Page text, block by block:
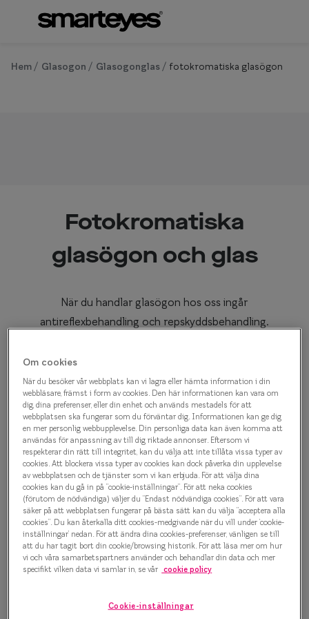
Hoppa till
innehållet
Om synundersökning
Olika
Efva
Oscar
Hem Glasogon Glasogonglas fotokromatiska glasögon
Fotokromatiska
glasögon och glas
När du handlar glasögon hos oss ingår
antireflexbehandling och repskyddsbehandling.
anpassa dina glasögon efter dina behov.
Fotokromatiska glas är ett smart alternativ till att
använda solglasögon. Fotokromatiska glasögon
mörknar automatiskt i solljus, för att sen återgå till
att vara färglösa när du kommer in igen.
Fotokromatiska glas reagerar på UV-ljus och mörknar
ju starkare ljuset är.
Upplev Transitions hos
Smarteyes
De färgskiftande Transitions®™-glasen förblir helt
klara inomhus och mörknar automatiskt på några
Om cookies
När du besöker vår webbplats kan vi lagra eller hämta information i din
webbläsare, främst i form av cookies. Den här informationen kan vara om
dig, dina preferenser, eller din enhet och används mestadels för att
webbplatsen ska fungerar som du förväntar dig. Informationen kan ge dig
en mer personlig webbupplevelse. Din personliga data kan även komma att
användas för anpassning av till dig riktade annonser. Eftersom vi
respekterar din rätt till integritet, kan du välja att inte tillåta vissa typer av
cookies. Att blockera vissa typer av cookies kan dock påverka din upplevelse
av webbplatsen och de tjänster som vi kan erbjuda. För att välja dina
cookies kan du gå in på ”cookie-inställningar”. För att neka cookies
(förutom de nödvändiga) väljer du ”Endast nödvändiga cookies”. För att vara
säker på att webbplatsen fungerar på bästa sätt kan du välja ”acceptera alla
cookies”. Du kan återkalla ditt cookies-medgivande när du vill under ’cookie-
inställningar’ nedan. För att ändra dina cookies-preferenser, vänligen se till
att du har tagit bort din cookie/browsing historik. För att läsa mer om hur
vi och våra samarbetspartners använder och behandlar din data och mer
specifikt vilken data vi samlar in, se vår cookie policy
Cookie-inställningar